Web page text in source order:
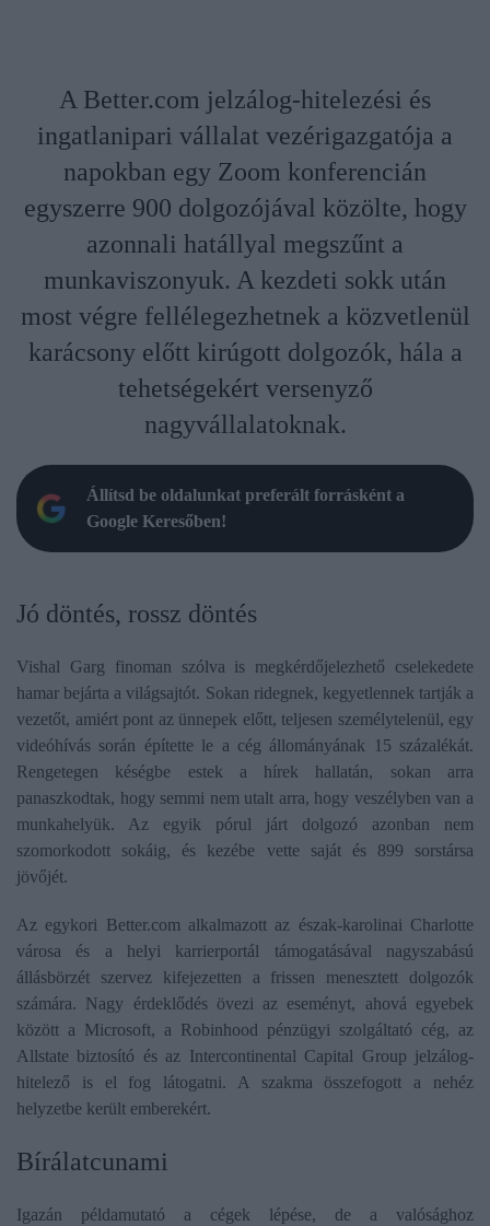
A Better.com jelzálog-hitelezési és
ingatlanipari vállalat vezérigazgatója a
napokban egy Zoom konferencián
egyszerre 900 dolgozójával közölte, hogy
azonnali hatállyal megszűnt a
munkaviszonyuk. A kezdeti sokk után
most végre fellélegezhetnek a közvetlenül
karácsony előtt kirúgott dolgozók, hála a
tehetségekért versenyző
nagyvállalatoknak.
Állítsd be oldalunkat preferált forrásként a
Google Keresőben!
Jó döntés, rossz döntés
Vishal Garg finoman szólva is megkérdőjelezhető cselekedete
hamar bejárta a világsajtót. Sokan ridegnek, kegyetlennek tartják a
vezetőt, amiért pont az ünnepek előtt, teljesen személytelenül, egy
videóhívás során építette le a cég állományának 15 százalékát.
Rengetegen késégbe estek a hírek hallatán, sokan arra
panaszkodtak, hogy semmi nem utalt arra, hogy veszélyben van a
munkahelyük. Az egyik pórul járt dolgozó azonban nem
szomorkodott sokáig, és kezébe vette saját és 899 sorstársa
jövőjét.
Az egykori Better.com alkalmazott az észak-karolinai Charlotte
városa és a helyi karrierportál támogatásával nagyszabású
állásbörzét szervez kifejezetten a frissen menesztett dolgozók
számára. Nagy érdeklődés övezi az eseményt, ahová egyebek
között a Microsoft, a Robinhood pénzügyi szolgáltató cég, az
Allstate biztosító és az Intercontinental Capital Group jelzálog-
hitelező is el fog látogatni. A szakma összefogott a nehéz
helyzetbe került emberekért.
Bírálatcunami
Igazán példamutató a cégek lépése, de a valósághoz